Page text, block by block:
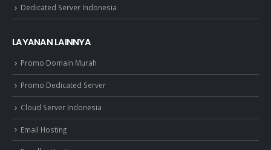
Dedicated Server Indonesia
LAYANAN LAINNYA
Promo Domain Murah
Promo Dedicated Server
Cloud Server Indonesia
Email Hosting